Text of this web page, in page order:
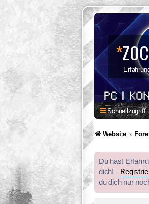
*
Schnellzugriff
Website
Du hast
dich! -
du dich nur